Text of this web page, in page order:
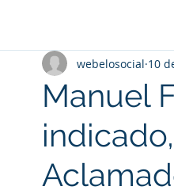
Manuel
webelosocial 10